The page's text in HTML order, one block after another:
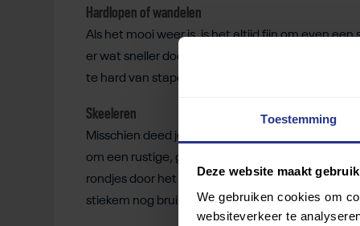
Toestemming
Deze website maakt
We gebruiken cookies om
websiteverkeer te
Hardlopen of wandelen
Als het mooi weer is, is het altijd fijn om even
er wat sneller doorheen? Begin dan rustig aan
te hard van stapel loopt!
Skeeleren
Misschien deed je dit vroeger weleens na
om een rustige, goed geasfalteerde weg te
rondjes door het park of een lange skeelertocht:
stiekem nog bruin worden ook!